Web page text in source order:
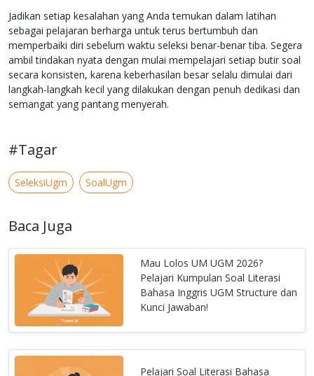
Jadikan setiap kesalahan yang Anda temukan dalam latihan
sebagai pelajaran berharga untuk terus bertumbuh dan
memperbaiki diri sebelum waktu seleksi benar-benar tiba. Segera
ambil tindakan nyata dengan mulai mempelajari setiap butir soal
secara konsisten, karena keberhasilan besar selalu dimulai dari
langkah-langkah kecil yang dilakukan dengan penuh dedikasi dan
semangat yang pantang menyerah.
#Tagar
SeleksiUgm SoalUgm
Baca Juga
Mau Lolos UM UGM 2026?
Pelajari Kumpulan Soal Literasi
Bahasa Inggris UGM Structure dan
Kunci Jawaban!
Pelajari Soal Literasi Bahasa